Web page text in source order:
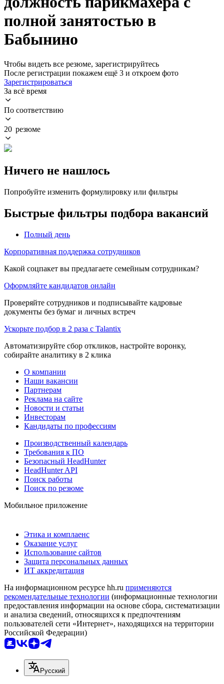
полной занятостью в
Бабынино
Чтобы видеть все резюме, зарегистрируйтесь
После регистрации покажем ещё 3 и откроем фото
Зарегистрироваться
За всё время
По соответствию
20 резюме
Ничего не нашлось
Попробуйте изменить формулировку или фильтры
Быстрые фильтры подбора вакансий
Полный день
Корпоративная поддержка сотрудников
Какой соцпакет вы предлагаете семейным сотрудникам?
Оформляйте кандидатов онлайн
Проверяйте сотрудников и подписывайте кадровые
документы без бумаг и личных встреч
Ускорьте подбор в 2 раза с Talantix
Автоматизируйте сбор откликов, настройте воронку,
собирайте аналитику в 2 клика
О компании
Наши вакансии
Партнерам
Реклама на сайте
Новости и статьи
Инвесторам
Кандидаты по профессиям
Производственный календарь
Требования к ПО
Безопасный HeadHunter
HeadHunter API
Поиск работы
Поиск по резюме
Мобильное приложение
Этика и комплаенс
Оказание услуг
Использование сайтов
Защита персональных данных
ИТ аккредитация
На информационном ресурсе hh.ru применяются
рекомендательные технологии (информационные технологии
предоставления информации на основе сбора, систематизации
и анализа сведений, относящихся к предпочтениям
пользователей сети «Интернет», находящихся на территории
Российской Федерации)
Русский